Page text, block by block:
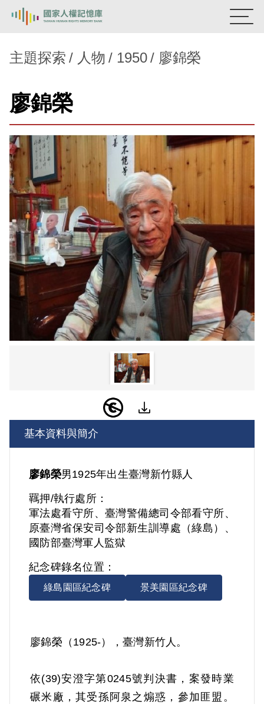
新生訓導處
主題探索
背景知識
關於我們
意見信箱
主題探索 人物 1950 廖錦榮
廖錦榮
基本資料與簡介
廖錦榮男1925年出生臺灣新竹縣人
羈押/執行處所：
軍法處看守所、臺灣警備總司令部看守所、
原臺灣省保安司令部新生訓導處（綠島）、
國防部臺灣軍人監獄
紀念碑錄名位置：
綠島園區紀念碑 景美園區紀念碑
廖錦榮（1925-），臺灣新竹人。
依(39)安澄字第0245號判決書，案發時業
碾米廠，其受孫阿泉之煽惑，參加匪盟。